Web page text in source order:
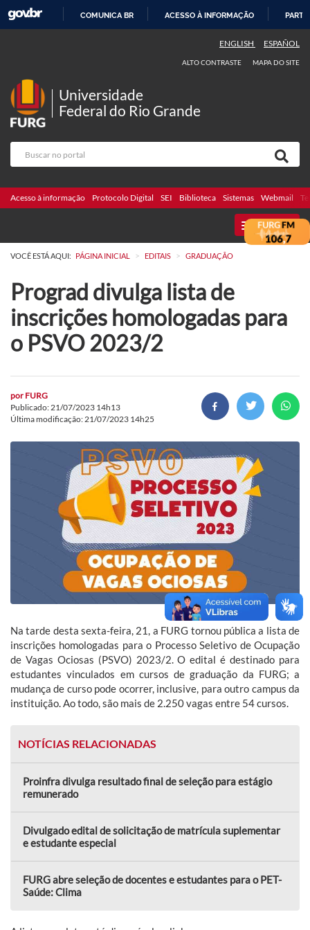
COMUNICA BR ACESSO À INFORMAÇÃO
ENGLISH ESPAÑOL
ALTO CONTRASTE MAPA DO SITE
Universidade
Federal do Rio Grande
Acesso à informação Protocolo Digital SEI Biblioteca Sistemas Webmail
MENU
VOCÊ ESTÁ AQUI: PÁGINA INICIAL > EDITAIS > GRADUAÇÃO
Prograd divulga lista de
inscrições homologadas para
o PSVO 2023/2
por FURG
Publicado: 21/07/2023 14h13
Última modificação: 21/07/2023 14h25
Na tarde desta sexta-feira, 21, a FURG tornou pública a lista de
inscrições homologadas para o Processo Seletivo de Ocupação
de Vagas Ociosas (PSVO) 2023/2. O edital é destinado para
estudantes vinculados em cursos de graduação da FURG; a
mudança de curso pode ocorrer, inclusive, para outro campus da
instituição. Ao todo, são mais de 2.250 vagas entre 54 cursos.
NOTÍCIAS RELACIONADAS
Proinfra divulga resultado final de seleção para estágio
remunerado
Divulgado edital de solicitação de matrícula suplementar
e estudante especial
FURG abre seleção de docentes e estudantes para o PET-
Saúde: Clima